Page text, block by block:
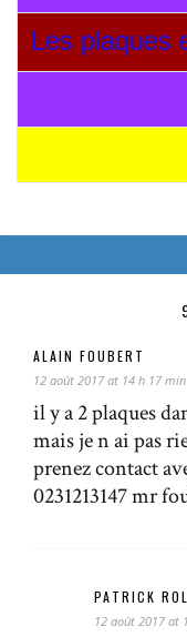
Les plaques
ALAIN FOUBERT
12 août 2017 at 14 h 17 min
il y a 2 plaques
mais je n ai pas
prenez contact
0231213147 mr
PATRICK
12 août 2017 at